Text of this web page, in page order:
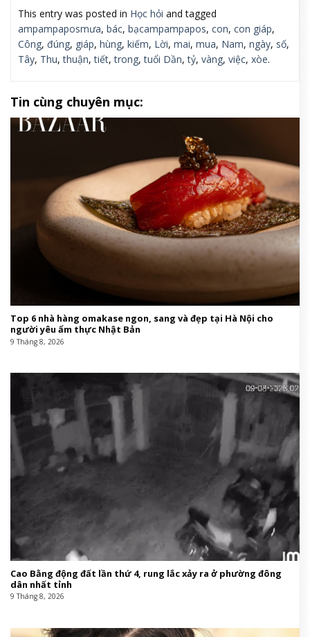
This entry was posted in Học hỏi and tagged
ampampaposmưa, bác, bạcampampapos, con, con giáp,
Công, đúng, giáp, hùng, kiếm, Lời, mai, mua, Nam, ngày, số,
Tây, Thu,thuận,tiết,trong,tuổi Dần,tỷ, vàng, việc, xòe.
Tin cùng chuyên mục:
Top 6 nhà hàng omakase ngon, sang và đẹp tại Hà Nội cho
người yêu ẩm thực Nhật Bản
9 Tháng 8, 2026
Cao Bằng động đất lần thứ 4, rung lắc xảy ra ở phường đông
dân nhất tỉnh
9 Tháng 8, 2026